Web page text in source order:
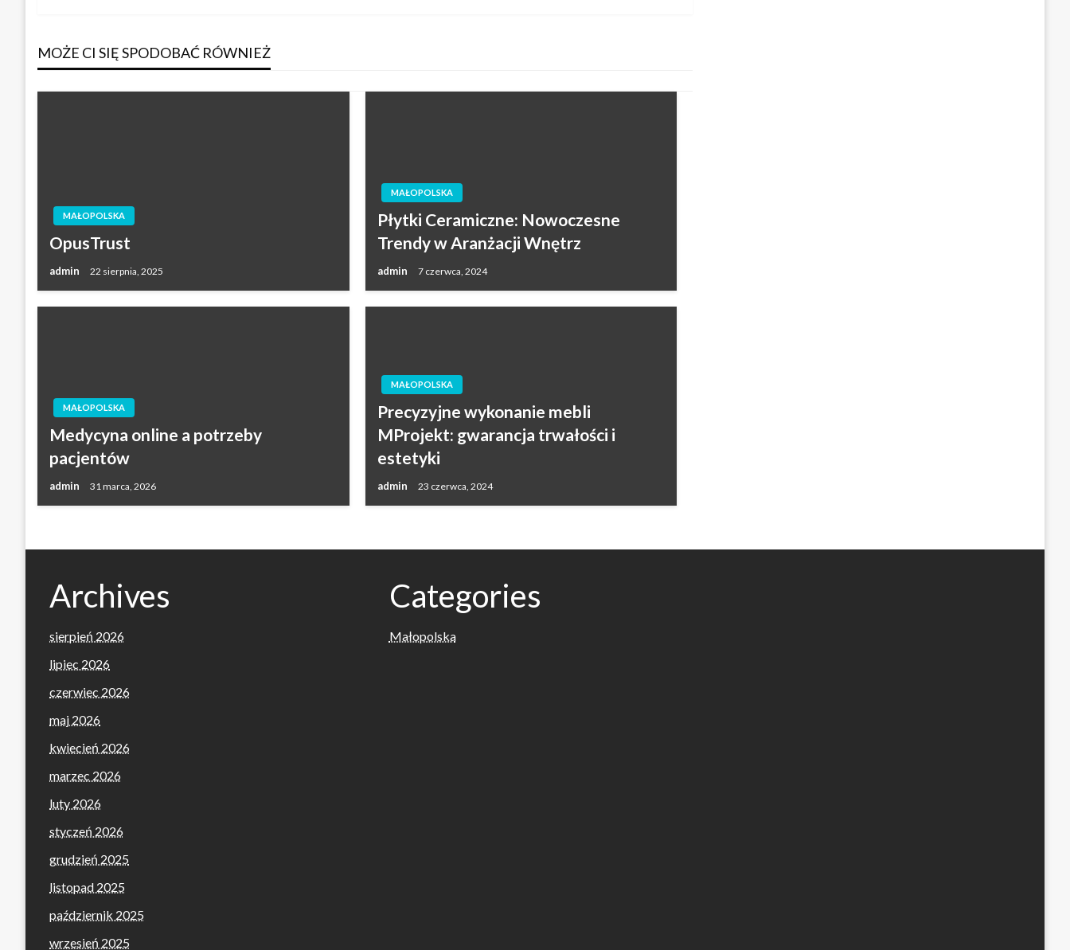
MOŻE CI SIĘ SPODOBAĆ RÓWNIEŻ
MAŁOPOLSKA
OpusTrust
admin 22 sierpnia, 2025
MAŁOPOLSKA
Płytki Ceramiczne: Nowoczesne
Trendy w Aranżacji Wnętrz
admin 7 czerwca, 2024
MAŁOPOLSKA
Medycyna online a potrzeby
pacjentów
admin 31 marca, 2026
MAŁOPOLSKA
Precyzyjne wykonanie mebli
MProjekt: gwarancja trwałości i
estetyki
admin 23 czerwca, 2024
Archives
sierpień 2026
lipiec 2026
czerwiec 2026
maj 2026
kwiecień 2026
marzec 2026
luty 2026
styczeń 2026
grudzień 2025
listopad 2025
październik 2025
wrzesień 2025
Categories
Małopolska